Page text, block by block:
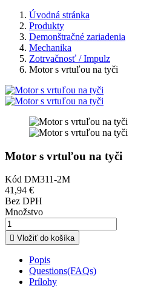
Úvodná stránka
Produkty
Demonštračné zariadenia
Mechanika
Zotrvačnosť / Impulz
Motor s vrtuľou na tyči
Motor s vrtuľou na tyči
Kód DM311-2M
41,94 €
Bez DPH
Množstvo
 Vložiť do košíka
Popis
Questions(FAQs)
Prílohy